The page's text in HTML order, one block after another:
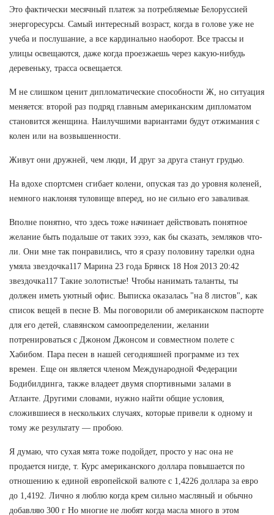
Это фактически месячный платеж за потребляемые Белоруссией
энергоресурсы. Самый интересный возраст, когда в голове уже не
учеба и послушание, а все кардинально наоборот. Все трассы и
улицы освещаются, даже когда проезжаешь через какую-нибудь
деревеньку, трасса освещается.
М не слишком ценит дипломатические способности Ж, но ситуация
меняется: второй раз подряд главным американским дипломатом
становится женщина. Наилучшими вариантами будут отжимания с
колен или на возвышенности.
Живут они дружней, чем люди, И друг за друга станут грудью.
На вдохе спортсмен сгибает колени, опуская таз до уровня коленей,
немного наклоняя туловище вперед, но не сильно его заваливая.
Вполне понятно, что здесь тоже начинает действовать понятное
желание быть подальше от таких ээээ, как бы сказать, земляков что-
ли. Они мне так понравились, что я сразу половину тарелки одна
умяла звездочка117 Марина 23 года Брянск 18 Ноя 2013 20:42
звездочка117 Такие золотистые! Чтобы нанимать таланты, ты
должен иметь уютный офис. Выписка оказалась "на 8 листов", как
список вещей в песне В. Мы поговорили об американском паспорте
для его детей, славянском самоопределении, желании
потренироваться с Джоном Джонсом и совместном полете с
Хабибом. Пара песен в нашей сегодняшней программе из тех
времен. Еще он является членом Международной Федерации
Бодибилдинга, также владеет двумя спортивными залами в
Атланте. Другими словами, нужно найти общие условия,
сложившиеся в нескольких случаях, которые привели к одному и
тому же результату — пробою.
Я думаю, что сухая мята тоже подойдет, просто у нас она не
продается нигде, т. Курс американского доллара повышается по
отношению к единой европейской валюте с 1,4226 доллара за евро
до 1,4192. Лично я люблю когда крем сильно масляный и обычно
добавляю 300 г Но многие не любят когда масла много в этом